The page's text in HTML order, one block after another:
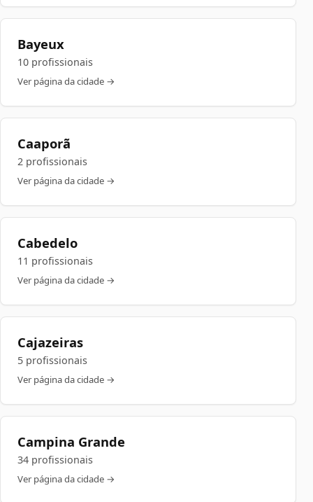
Bayeux
10 profissionais
Ver página da cidade →
Caaporã
2 profissionais
Ver página da cidade →
Cabedelo
11 profissionais
Ver página da cidade →
Cajazeiras
5 profissionais
Ver página da cidade →
Campina Grande
34 profissionais
Ver página da cidade →